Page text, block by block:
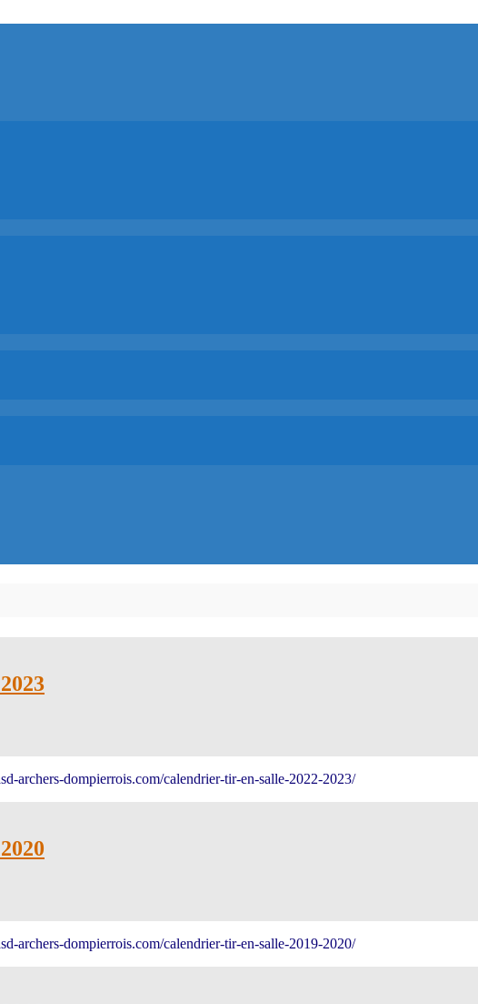
archers-dompierrois.com/calendrier-tir-en-salle-2022-2023/
archers-dompierrois.com/calendrier-tir-en-salle-2019-2020/